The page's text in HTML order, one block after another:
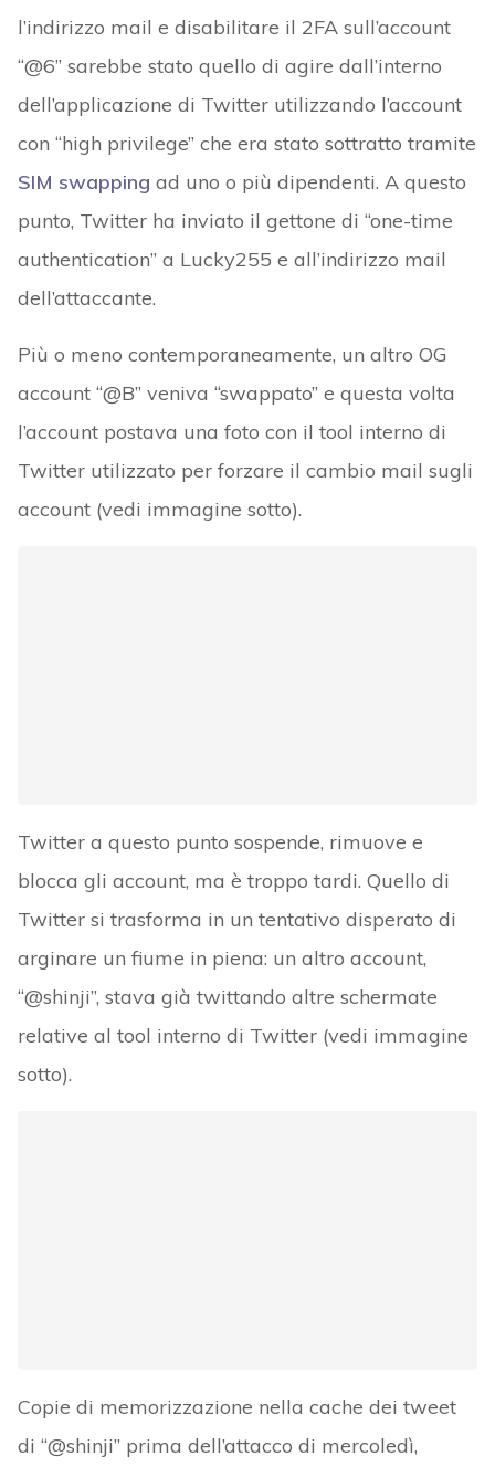
l’indirizzo mail e disabilitare il 2FA sull’account
“@6” sarebbe stato quello di agire dall’interno
dell’applicazione di Twitter utilizzando l’account
con “high privilege” che era stato sottratto tramite
SIM swapping ad uno o più dipendenti. A questo
punto, Twitter ha inviato il gettone di “one-time
authentication” a Lucky255 e all’indirizzo mail
dell’attaccante.
Più o meno contemporaneamente, un altro OG
account “@B” veniva “swappato” e questa volta
l’account postava una foto con il tool interno di
Twitter utilizzato per forzare il cambio mail sugli
account (vedi immagine sotto).
Twitter a questo punto sospende, rimuove e
blocca gli account, ma è troppo tardi. Quello di
Twitter si trasforma in un tentativo disperato di
arginare un fiume in piena: un altro account,
“@shinji”, stava già twittando altre schermate
relative al tool interno di Twitter (vedi immagine
sotto).
Copie di memorizzazione nella cache dei tweet
di “@shinji” prima dell’attacco di mercoledì,